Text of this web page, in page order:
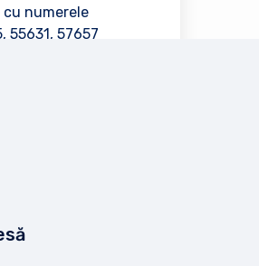
numerele
55631, 57657